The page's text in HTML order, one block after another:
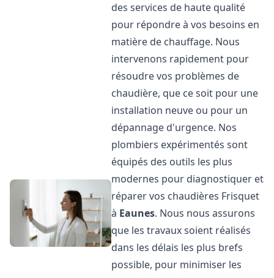
des services de haute qualité
pour répondre à vos besoins en
matière de chauffage. Nous
intervenons rapidement pour
résoudre vos problèmes de
chaudière, que ce soit pour une
installation neuve ou pour un
dépannage d'urgence. Nos
plombiers expérimentés sont
équipés des outils les plus
modernes pour diagnostiquer et
réparer vos chaudières Frisquet
à Eaunes. Nous nous assurons
que les travaux soient réalisés
dans les délais les plus brefs
possible, pour minimiser les